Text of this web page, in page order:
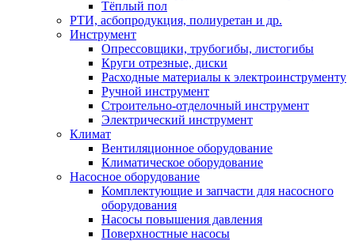
Тёплый пол
РТИ, асбопродукция, полиуретан и др.
Инструмент
Опрессовщики, трубогибы, листогибы
Круги отрезные, диски
Расходные материалы к электроинструменту
Ручной инструмент
Строительно-отделочный инструмент
Электрический инструмент
Климат
Вентиляционное оборудование
Климатическое оборудование
Насосное оборудование
Комплектующие и запчасти для насосного
оборудования
Насосы повышения давления
Поверхностные насосы